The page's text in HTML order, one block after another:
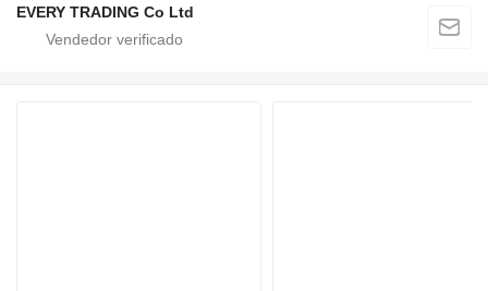
EVERY TRADING Co Ltd